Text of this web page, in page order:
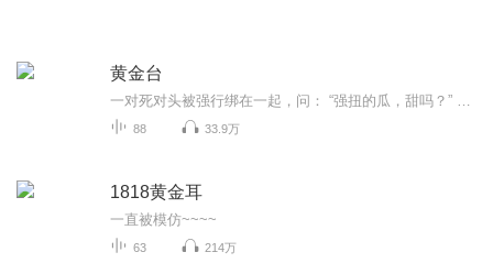
黄金台
88 33.9万
1818黄金耳
一直被模仿~~~~
63 214万